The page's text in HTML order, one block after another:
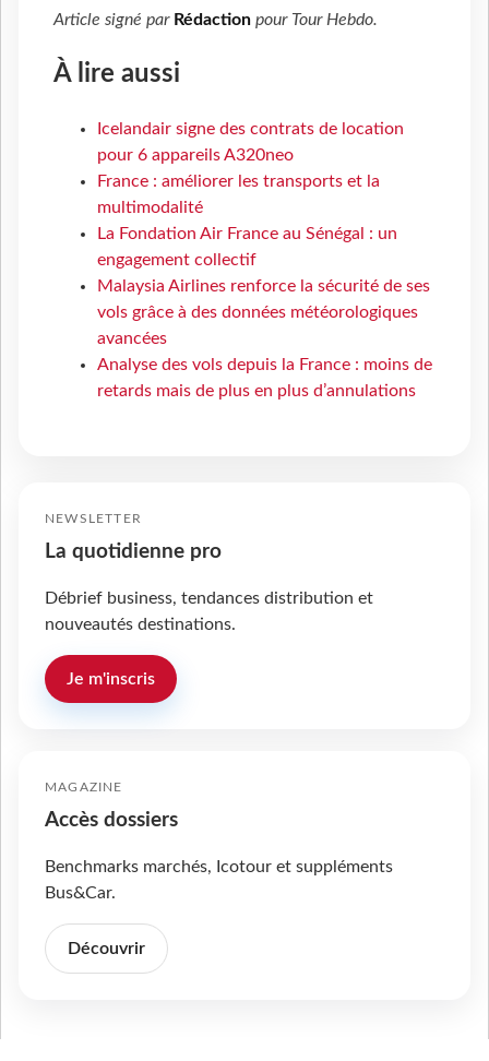
Article signé par Rédaction pour Tour Hebdo.
À lire aussi
Icelandair signe des contrats de location
pour 6 appareils A320neo
France : améliorer les transports et la
multimodalité
La Fondation Air France au Sénégal : un
engagement collectif
Malaysia Airlines renforce la sécurité de ses
vols grâce à des données météorologiques
avancées
Analyse des vols depuis la France : moins de
retards mais de plus en plus d’annulations
NEWSLETTER
La quotidienne pro
Débrief business, tendances distribution et
nouveautés destinations.
Je m'inscris
MAGAZINE
Accès dossiers
Benchmarks marchés, Icotour et suppléments
Bus&Car.
Découvrir